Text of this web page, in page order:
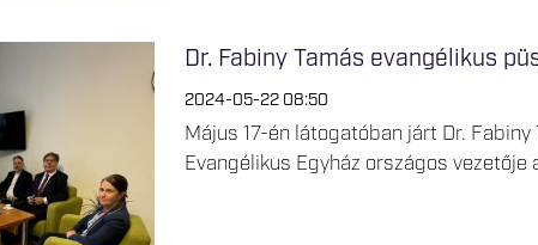
Dr. Fabiny Tamás evangélikus
2024-05-22 08:50
Május 17-én látogatóban járt Dr.
Evangélikus Egyház országos